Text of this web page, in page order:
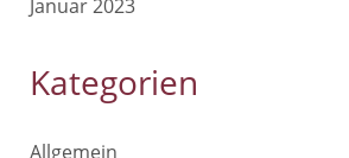
Januar 2023
Kategorien
Allgemein